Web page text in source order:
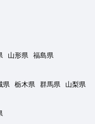
山形県
福島県
県 栃木県 群馬県
山梨県